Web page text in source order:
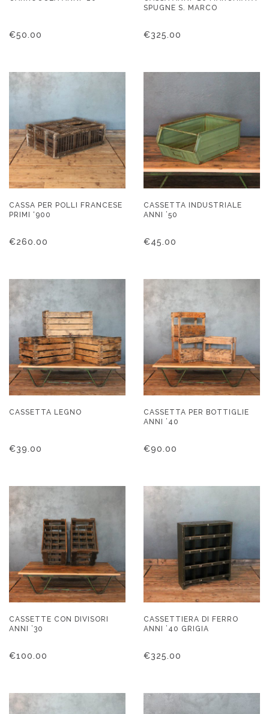
€50.00
SPUGNE S. MARCO
€325.00
CASSA PER POLLI FRANCESE
PRIMI ‘900
€260.00
CASSETTA INDUSTRIALE
ANNI ’50
€45.00
CASSETTA LEGNO
€39.00
CASSETTA PER BOTTIGLIE
ANNI ’40
€90.00
CASSETTE CON DIVISORI
ANNI ’30
€100.00
CASSETTIERA DI FERRO
ANNI ’40 GRIGIA
€325.00